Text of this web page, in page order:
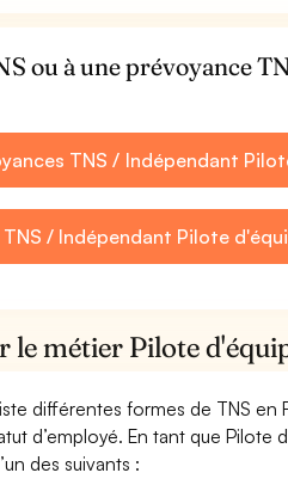
ou à une prévoyance
TNS / Indépendant
/ Indépendant Pilote
le métier Pilote
différentes formes de TNS en
d’employé. En tant que Pilote
des suivants :